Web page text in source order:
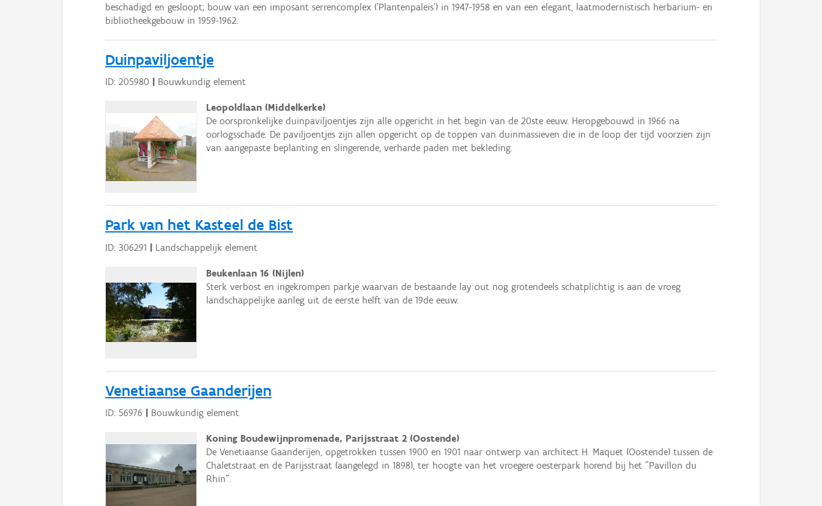
beschadigd en gesloopt; bouw van een imposant serrencomplex ('Plantenpaleis') in 1947-1958 en van een elegant, laatmodernistisch herbarium- en
bibliotheekgebouw in 1959-1962.
Duinpaviljoentje
ID: 205980 Bouwkundig element
Leopoldlaan (Middelkerke)
De oorspronkelijke duinpaviljoentjes zijn alle opgericht in het begin van de 20ste eeuw. Heropgebouwd in 1966 na
oorlogsschade. De paviljoentjes zijn allen opgericht op de toppen van duinmassieven die in de loop der tijd voorzien zijn
van aangepaste beplanting en slingerende, verharde paden met bekleding.
Park van het Kasteel de Bist
ID: 306291 | Landschappelijk element
Beukenlaan 16 (Nijlen)
Sterk verbost en ingekrompen parkje waarvan de bestaande lay out nog grotendeels schatplichtig is aan de vroeg
landschappelijke aanleg uit de eerste helft van de 19de eeuw.
Venetiaanse Gaanderijen
ID: 56976 | Bouwkundig element
Koning Boudewijnpromenade, Parijsstraat 2 (Oostende)
De Venetiaanse Gaanderijen, opgetrokken tussen 1900 en 1901 naar ontwerp van architect H. Maquet (Oostende) tussen de
Chaletstraat en de Parijsstraat (aangelegd in 1898), ter hoogte van het vroegere oesterpark horend bij het "Pavillon du
Rhin".